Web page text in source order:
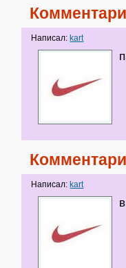
Написал: kart
Написал: kart